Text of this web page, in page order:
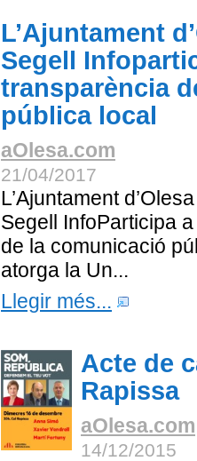
L’Ajuntament
Segell
transparència
pública local
aOlesa.com
21/04/2017
L’Ajuntament
Segell InfoParticipa
de la comunicació
atorga la Un...
Llegir més...
Acte de
Rapissa
aOlesa.com
14/12/2015